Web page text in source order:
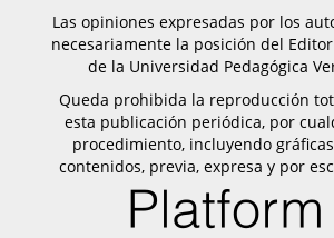
Las opiniones expresadas por los
necesariamente la posición del
de la Universidad Pedagógica
Queda prohibida la reproducción
esta publicación periódica, por
procedimiento, incluyendo
contenidos, previa, expresa y por